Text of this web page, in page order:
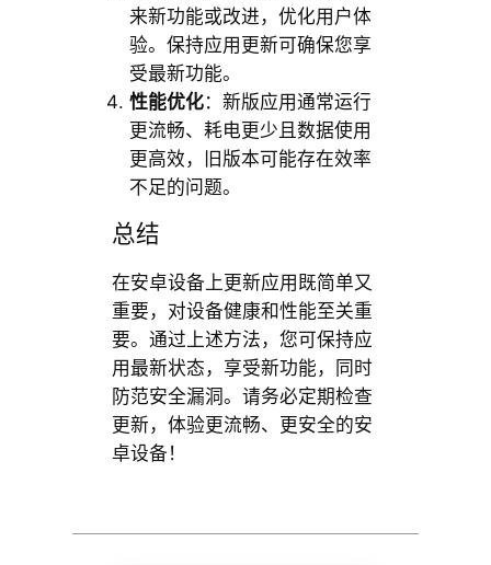
来新功能或改进，优化用户体
验。保持应用更新可确保您享
受最新功能。
性能优化：新版应用通常运行
更流畅、耗电更少且数据使用
更高效，旧版本可能存在效率
不足的问题。
总结
在安卓设备上更新应用既简单又
重要，对设备健康和性能至关重
要。通过上述方法，您可保持应
用最新状态，享受新功能，同时
防范安全漏洞。请务必定期检查
更新，体验更流畅、更安全的安
卓设备！